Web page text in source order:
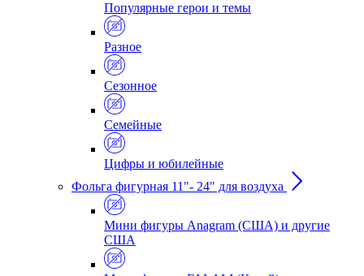
Популярные герои и темы
Разное
Сезонное
Семейные
Цифры и юбилейные
Фольга фигурная 11"- 24" для воздуха
Мини фигуры Anagram (США) и другие
США